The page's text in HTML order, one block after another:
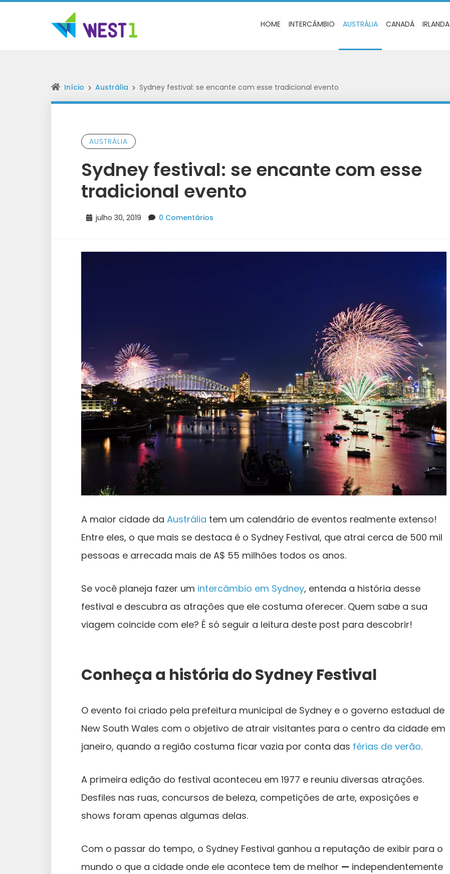
HOME INTERCÂMBIO AUSTRÁLIA CANADÁ IRLANDA
Início Austrália Sydney festival: se encante com esse tradicional evento
AUSTRÁLIA
Sydney festival: se encante com esse
tradicional evento
julho 30, 2019 0 Comentários
A maior cidade da Austrália tem um calendário de eventos realmente extenso!
Entre eles, o que mais se destaca é o Sydney Festival, que atrai cerca de 500 mil
pessoas e arrecada mais de A$ 55 milhões todos os anos.
Se você planeja fazer um intercâmbio em Sydney, entenda a história desse
festival e descubra as atrações que ele costuma oferecer. Quem sabe a sua
viagem coincide com ele? É só seguir a leitura deste post para descobrir!
Conheça a história do Sydney Festival
O evento foi criado pela prefeitura municipal de Sydney e o governo estadual de
New South Wales com o objetivo de atrair visitantes para o centro da cidade em
janeiro, quando a região costuma ficar vazia por conta das férias de verão.
A primeira edição do festival aconteceu em 1977 e reuniu diversas atrações.
Desfiles nas ruas, concursos de beleza, competições de arte, exposições e
shows foram apenas algumas delas.
Com o passar do tempo, o Sydney Festival ganhou a reputação de exibir para o
mundo o que a cidade onde ele acontece tem de melhor — independentemente